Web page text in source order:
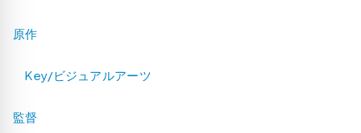
原作
Key/ビジュアルアーツ
監督